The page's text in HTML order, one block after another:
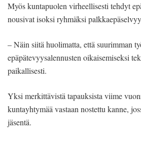
Myös kuntapuolen virheellisesti tehdyt
nousivat isoksi ryhmäksi
– Näin siitä huolimatta, että suurimman
epäpätevyysalennusten oikaisemiseksi
paikallisesti.
Yksi merkittävistä tapauksista viime
kuntayhtymää vastaan nostettu kanne,
jäsentä.